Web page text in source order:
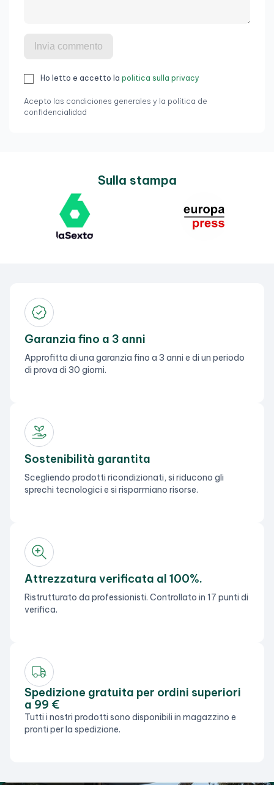
Invia commento
Ho letto e accetto la politica sulla privacy
Acepto las condiciones generales y la política de
confidencialidad
Sulla stampa
Garanzia fino a 3 anni
Approfitta di una garanzia fino a 3 anni e di un periodo
di prova di 30 giorni.
Sostenibilità garantita
Scegliendo prodotti ricondizionati, si riducono gli
sprechi tecnologici e si risparmiano risorse.
Attrezzatura verificata al 100%.
Ristrutturato da professionisti. Controllato in 17 punti di
verifica.
Spedizione gratuita per ordini superiori
a 99 €
Tutti i nostri prodotti sono disponibili in magazzino e
pronti per la spedizione.